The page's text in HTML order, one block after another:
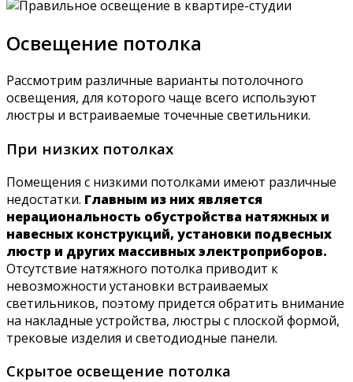
Освещение потолка
Рассмотрим различные варианты потолочного
освещения, для которого чаще всего используют
люстры и встраиваемые точечные светильники.
При низких потолках
Помещения с низкими потолками имеют различные
недостатки. Главным из них является
нерациональность обустройства натяжных и
навесных конструкций, установки подвесных
люстр и других массивных электроприборов.
Отсутствие натяжного потолка приводит к
невозможности установки встраиваемых
светильников, поэтому придется обратить внимание
на накладные устройства, люстры с плоской формой,
трековые изделия и светодиодные панели.
Скрытое освещение потолка